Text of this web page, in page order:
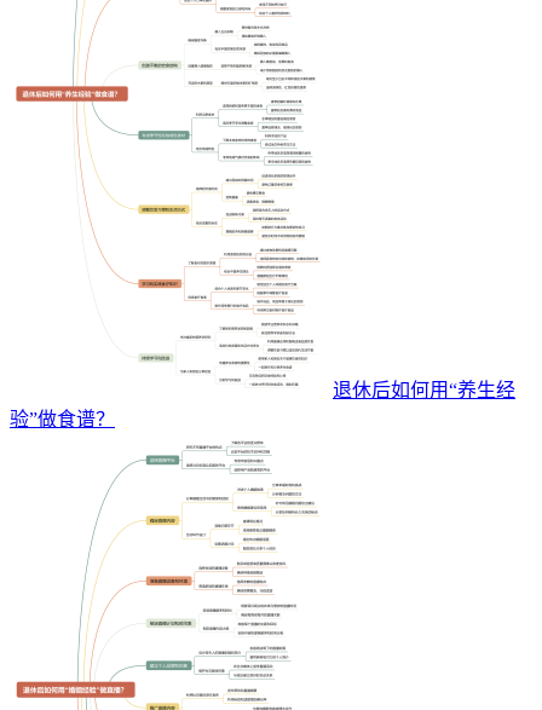
退休后如何用“养生经
验”做食谱？